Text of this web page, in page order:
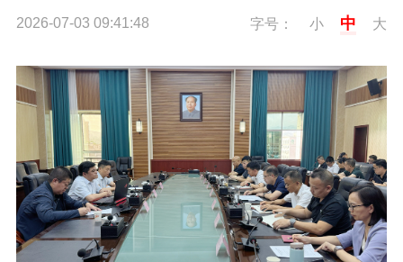
2026-07-03 09:41:48 字号： 小 中 大